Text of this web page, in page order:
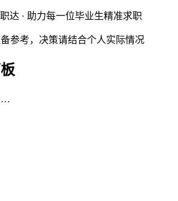
达 · 助力每一位毕业生精准求职
参考，决策请结合个人实际情况
…